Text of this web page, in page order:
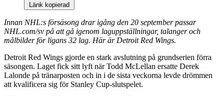
Länk kopierad
Innan NHL:s försäsong drar igång den 20 september passar
NHL.com/sv på att gå igenom laguppställningar, talanger och
målbilder för ligans 32 lag. Här är Detroit Red Wings.
Detroit Red Wings gjorde en stark avslutning på grundserien förra
säsongen. Laget fick sitt lyft när Todd McLellan ersatte Derek
Lalonde på tränarposten och in i de sista veckorna levde drömmen
att kvalificera sig för Stanley Cup-slutspelet.